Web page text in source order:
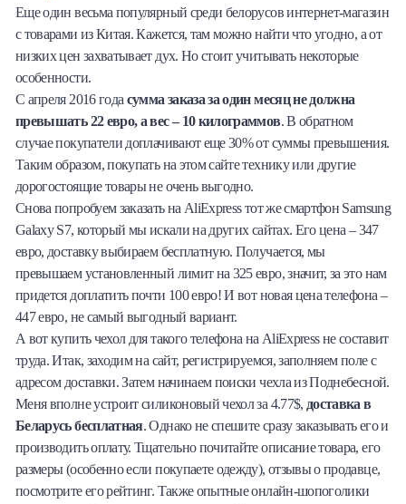
Еще один весьма популярный среди белорусов интернет-магазин
с товарами из Китая. Кажется, там можно найти что угодно, а от
низких цен захватывает дух. Но стоит учитывать некоторые
особенности.
С апреля 2016 года сумма заказа за один месяц не должна
превышать 22 евро, а вес – 10 килограммов. В обратном
случае покупатели доплачивают еще 30% от суммы превышения.
Таким образом, покупать на этом сайте технику или другие
дорогостоящие товары не очень выгодно.
Снова попробуем заказать на AliExpress тот же смартфон Samsung
Galaxy S7, который мы искали на других сайтах. Его цена – 347
евро, доставку выбираем бесплатную. Получается, мы
превышаем установленный лимит на 325 евро, значит, за это нам
придется доплатить почти 100 евро! И вот новая цена телефона –
447 евро, не самый выгодный вариант.
А вот купить чехол для такого телефона на AliExpress не составит
труда. Итак, заходим на сайт, регистрируемся, заполняем поле с
адресом доставки. Затем начинаем поиски чехла из Поднебесной.
Меня вполне устроит силиконовый чехол за 4.77$, доставка в
Беларусь бесплатная. Однако не спешите сразу заказывать его и
производить оплату. Тщательно почитайте описание товара, его
размеры (особенно если покупаете одежду), отзывы о продавце,
посмотрите его рейтинг. Также опытные онлайн-шопоголики